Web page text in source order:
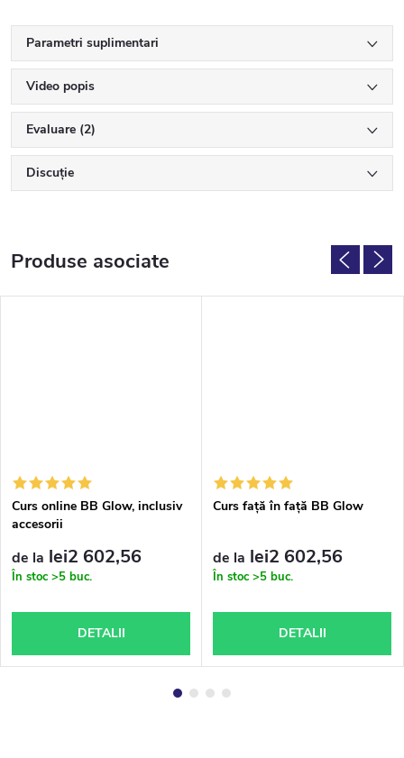
Parametri suplimentari
Video popis
Evaluare (2)
Discuţie
Produse asociate
Curs online BB Glow, inclusiv
accesorii
de la lei2 602,56
În stoc >5 buc.
DETALII
Curs față în față BB Glow
de la lei2 602,56
În stoc >5 buc.
DETALII